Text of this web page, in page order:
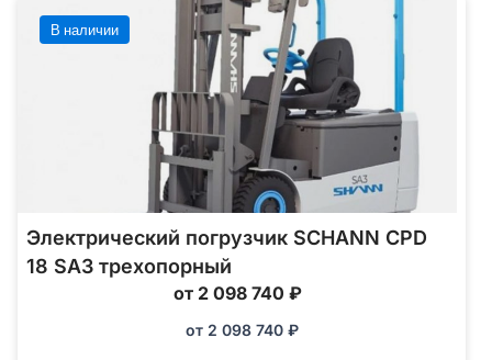
В наличии
Электрический погрузчик SCHANN CPD
18 SA3 трехопорный
от 2 098 740 ₽
от 2 098 740 ₽